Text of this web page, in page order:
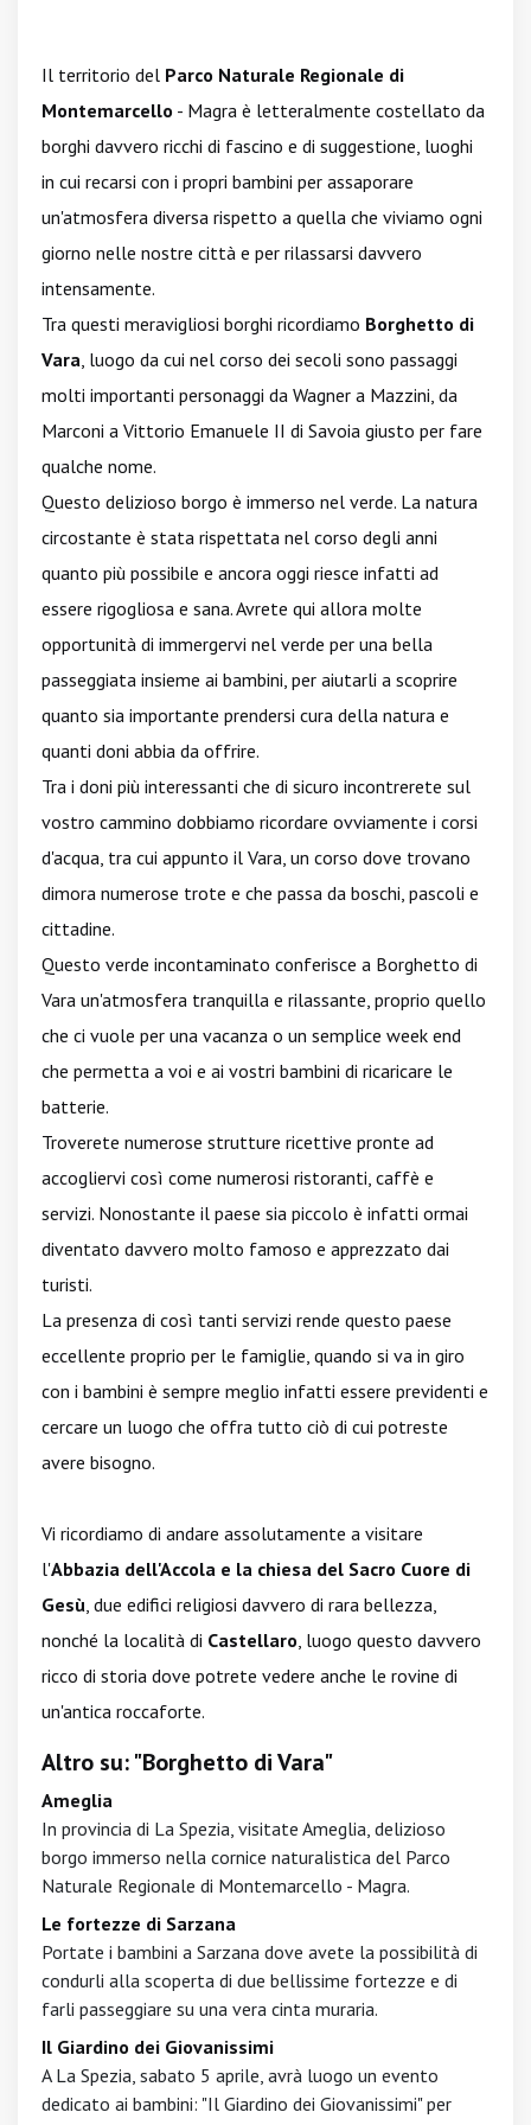
Il territorio del Parco Naturale Regionale di
Montemarcello - Magra è letteralmente costellato da
borghi davvero ricchi di fascino e di suggestione, luoghi
in cui recarsi con i propri bambini per assaporare
un'atmosfera diversa rispetto a quella che viviamo ogni
giorno nelle nostre città e per rilassarsi davvero
intensamente.
Tra questi meravigliosi borghi ricordiamo Borghetto di
Vara, luogo da cui nel corso dei secoli sono passaggi
molti importanti personaggi da Wagner a Mazzini, da
Marconi a Vittorio Emanuele II di Savoia giusto per fare
qualche nome.
Questo delizioso borgo è immerso nel verde. La natura
circostante è stata rispettata nel corso degli anni
quanto più possibile e ancora oggi riesce infatti ad
essere rigogliosa e sana. Avrete qui allora molte
opportunità di immergervi nel verde per una bella
passeggiata insieme ai bambini, per aiutarli a scoprire
quanto sia importante prendersi cura della natura e
quanti doni abbia da offrire.
Tra i doni più interessanti che di sicuro incontrerete sul
vostro cammino dobbiamo ricordare ovviamente i corsi
d'acqua, tra cui appunto il Vara, un corso dove trovano
dimora numerose trote e che passa da boschi, pascoli e
cittadine.
Questo verde incontaminato conferisce a Borghetto di
Vara un'atmosfera tranquilla e rilassante, proprio quello
che ci vuole per una vacanza o un semplice week end
che permetta a voi e ai vostri bambini di ricaricare le
batterie.
Troverete numerose strutture ricettive pronte ad
accogliervi così come numerosi ristoranti, caffè e
servizi. Nonostante il paese sia piccolo è infatti ormai
diventato davvero molto famoso e apprezzato dai
turisti.
La presenza di così tanti servizi rende questo paese
eccellente proprio per le famiglie, quando si va in giro
con i bambini è sempre meglio infatti essere previdenti e
cercare un luogo che offra tutto ciò di cui potreste
avere bisogno.
Vi ricordiamo di andare assolutamente a visitare
l'Abbazia dell'Accola e la chiesa del Sacro Cuore di
Gesù, due edifici religiosi davvero di rara bellezza,
nonché la località di Castellaro, luogo questo davvero
ricco di storia dove potrete vedere anche le rovine di
un'antica roccaforte.
Altro su: "Borghetto di Vara"
Ameglia
In provincia di La Spezia, visitate Ameglia, delizioso
borgo immerso nella cornice naturalistica del Parco
Naturale Regionale di Montemarcello - Magra.
Le fortezze di Sarzana
Portate i bambini a Sarzana dove avete la possibilità di
condurli alla scoperta di due bellissime fortezze e di
farli passeggiare su una vera cinta muraria.
Il Giardino dei Giovanissimi
A La Spezia, sabato 5 aprile, avrà luogo un evento
dedicato ai bambini: "Il Giardino dei Giovanissimi" per